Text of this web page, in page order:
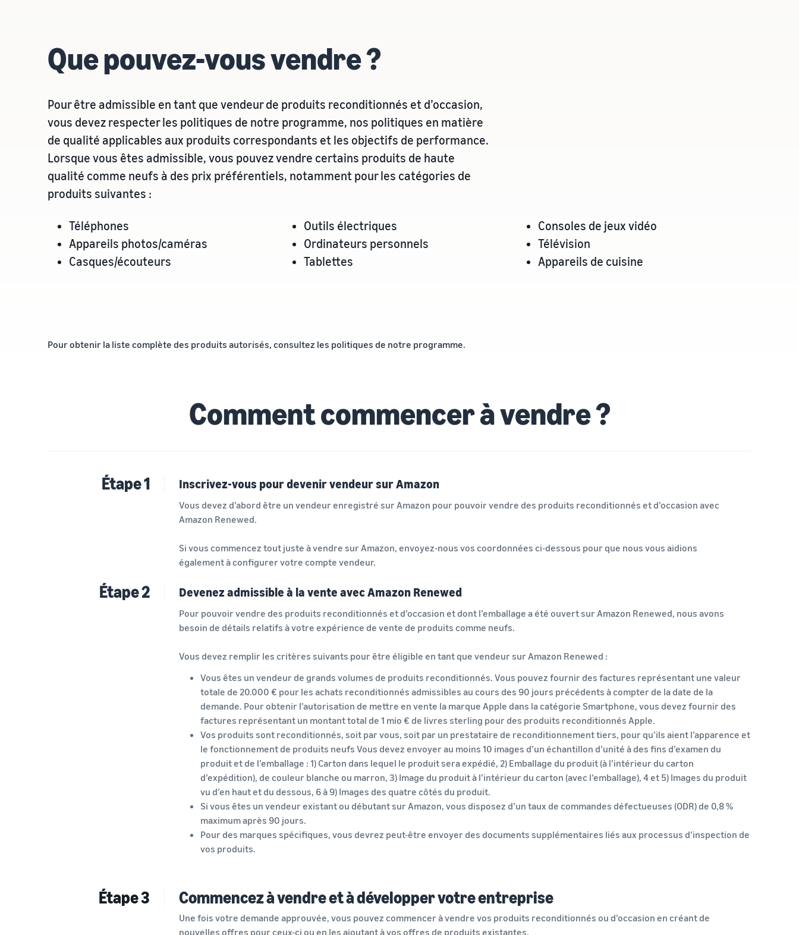
Que pouvez-vous vendre ?
Pour être admissible en tant que vendeur de produits reconditionnés et d’occasion,
vous devez respecter les politiques de notre programme, nos politiques en matière
de qualité applicables aux produits correspondants et les objectifs de performance.
Lorsque vous êtes admissible, vous pouvez vendre certains produits de haute
qualité comme neufs à des prix préférentiels, notamment pour les catégories de
produits suivantes :
Téléphones
Appareils photos/caméras
Casques/écouteurs
Outils électriques
Ordinateurs personnels
Tablettes
Consoles de jeux vidéo
Télévision
Appareils de cuisine
Pour obtenir la liste complète des produits autorisés, consultez les politiques de notre programme.
Comment commencer à vendre ?
Étape 1 Inscrivez-vous pour devenir vendeur sur Amazon
Vous devez d’abord être un vendeur enregistré sur Amazon pour pouvoir vendre des produits reconditionnés et d’occasion avec
Amazon Renewed.
Si vous commencez tout juste à vendre sur Amazon, envoyez-nous vos coordonnées ci-dessous pour que nous vous aidions
également à configurer votre compte vendeur.
Étape 2 Devenez admissible à la vente avec Amazon Renewed
Pour pouvoir vendre des produits reconditionnés et d’occasion et dont l’emballage a été ouvert sur Amazon Renewed, nous avons
besoin de détails relatifs à votre expérience de vente de produits comme neufs.
Vous devez remplir les critères suivants pour être éligible en tant que vendeur sur Amazon Renewed :
Vous êtes un vendeur de grands volumes de produits reconditionnés. Vous pouvez fournir des factures représentant une valeur
totale de 20.000 € pour les achats reconditionnés admissibles au cours des 90 jours précédents à compter de la date de la
demande. Pour obtenir l’autorisation de mettre en vente la marque Apple dans la catégorie Smartphone, vous devez fournir des
factures représentant un montant total de 1 mio € de livres sterling pour des produits reconditionnés Apple.
Vos produits sont reconditionnés, soit par vous, soit par un prestataire de reconditionnement tiers, pour qu’ils aient l’apparence et
le fonctionnement de produits neufs Vous devez envoyer au moins 10 images d’un échantillon d’unité à des fins d’examen du
produit et de l’emballage : 1) Carton dans lequel le produit sera expédié, 2) Emballage du produit (à l’intérieur du carton
d’expédition), de couleur blanche ou marron, 3) Image du produit à l’intérieur du carton (avec l’emballage), 4 et 5) Images du produit
vu d’en haut et du dessous, 6 à 9) Images des quatre côtés du produit.
Si vous êtes un vendeur existant ou débutant sur Amazon, vous disposez d’un taux de commandes défectueuses (ODR) de 0,8 %
maximum après 90 jours.
Pour des marques spécifiques, vous devrez peut-être envoyer des documents supplémentaires liés aux processus d’inspection de
vos produits.
Étape 3 Commencez à vendre et à développer votre entreprise
Une fois votre demande approuvée, vous pouvez commencer à vendre vos produits reconditionnés ou d’occasion en créant de
nouvelles offres pour ceux-ci ou en les ajoutant à vos offres de produits existantes.